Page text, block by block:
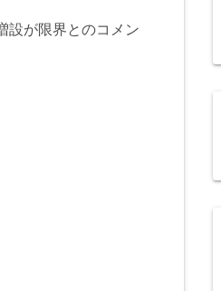
設が限界とのコメン